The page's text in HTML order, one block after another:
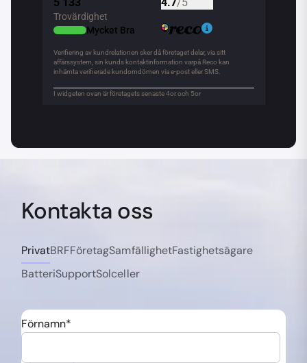
Kontakta oss
PrivatBRFFöretagSamfällighetFastighetsägare
BatteriSupportSolceller
Förnamn*